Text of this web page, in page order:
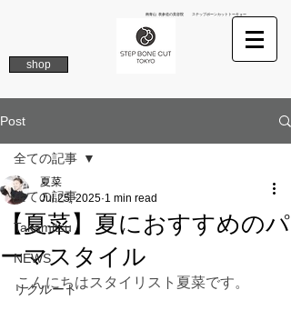
南青山 表参道の美容院 ステップボーンカットトーキョー
shop
Post
全ての記事
Takamitsu
NEWS
リクルート
全ての記事
【夏菜】夏におすすめのパ
ーマスタイル
夏菜
Jul 25, 2025 1 min read
こんにちはスタイリスト夏菜です。